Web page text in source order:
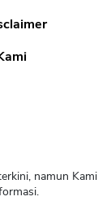
namun Kami